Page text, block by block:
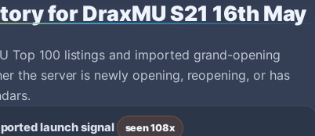
for DraxMU S21 16th May
Top 100 listings and imported grand-opening
the server is newly opening, reopening, or has
launch signal seen 108x